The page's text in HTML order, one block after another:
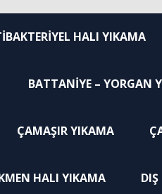
HALI YIKAMA
BATTANIYE – YORGAN
ÇAMAŞIR YIKAMA
HALI YIKAMA